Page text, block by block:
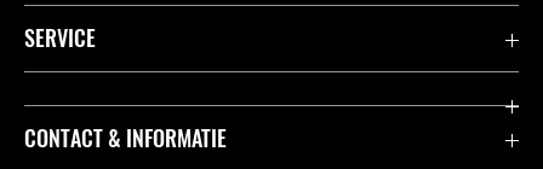
Accessoires & Onderdelen
Motoren
SERVICE
K-Care Fabrieksgarantie
CONTACT & INFORMATIE